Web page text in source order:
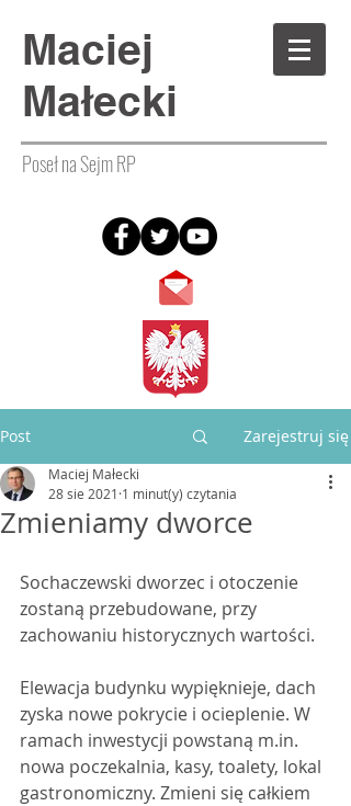
Maciej
Małecki
Poseł na Sejm RP
Post Zarejestruj się
Zmieniamy dworce
Maciej Małecki
28 sie 2021 1 minut(y) czytania
Sochaczewski dworzec i otoczenie
zostaną przebudowane, przy
zachowaniu historycznych wartości.
Elewacja budynku wypięknieje, dach
zyska nowe pokrycie i ocieplenie. W
ramach inwestycji powstaną m.in.
nowa poczekalnia, kasy, toalety, lokal
gastronomiczny. Zmieni się całkiem